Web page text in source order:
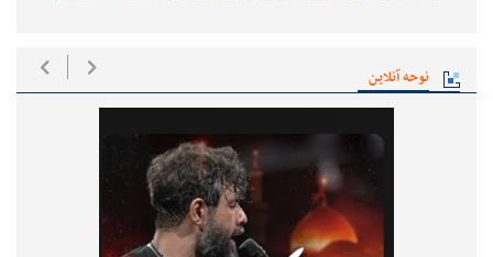
نوحه آنلاین